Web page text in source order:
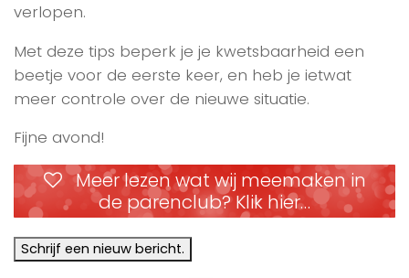
verlopen.
Met deze tips beperk je je kwetsbaarheid een
beetje voor de eerste keer, en heb je ietwat
meer controle over de nieuwe situatie.
Fijne avond!
Meer lezen wat wij meemaken in
de parenclub? Klik hier…